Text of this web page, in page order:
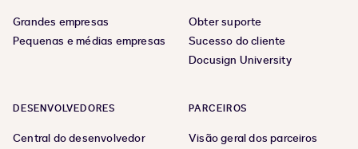
Grandes empresas
Pequenas e médias empresas
Obter suporte
Sucesso do cliente
Docusign University
DESENVOLVEDORES
Central do desenvolvedor
PARCEIROS
Visão geral dos parceiros